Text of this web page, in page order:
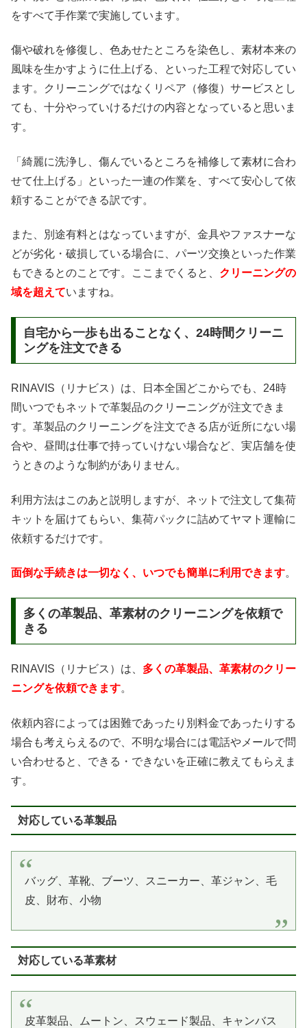
をすべて手作業で実施しています。
傷や破れを修復し、色あせたところを染色し、素材本来の
風味を生かすように仕上げる、といった工程で対応してい
ます。クリーニングではなくリペア（修復）サービスとし
ても、十分やっていけるだけの内容となっていると思いま
す。
「綺麗に洗浄し、傷んでいるところを補修して素材に合わ
せて仕上げる」といった一連の作業を、すべて安心して依
頼することができる訳です。
また、別途有料とはなっていますが、金具やファスナーな
どが劣化・破損している場合に、パーツ交換といった作業
もできるとのことです。ここまでくると、 クリーニングの
域を超えていますね。
自宅から一歩も出ることなく、24時間クリーニ
ングを注文できる
RINAVIS（リナビス）は、日本全国どこからでも、24時
間いつでもネットで革製品のクリーニングが注文できま
す。革製品のクリーニングを注文できる店が近所にない場
合や、昼間は仕事で持っていけない場合など、実店舗を使
うときのような制約がありません。
利用方法はこのあと説明しますが、ネットで注文して集荷
キットを届けてもらい、集荷パックに詰めてヤマト運輸に
依頼するだけです。
面倒な手続きは一切なく、いつでも簡単に利用できます。
多くの革製品、革素材のクリーニングを依頼で
きる
RINAVIS（リナビス）は、 多くの革製品、革素材のクリー
ニングを依頼できます。
依頼内容によっては困難であったり別料金であったりする
場合も考えらえるので、不明な場合には電話やメールで問
い合わせると、できる・できないを正確に教えてもらえま
す。
対応している革製品
バッグ、革靴、ブーツ、スニーカー、革ジャン、毛
皮、財布、小物
対応している革素材
皮革製品、ムートン、スウェード製品、キャンバス